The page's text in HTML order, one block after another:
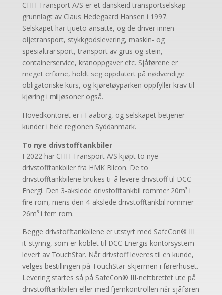
CHH Transport A/S er et danskeid transportselskap
grunnlagt av Claus Hedegaard Hansen i 1997.
Selskapet har tjueto ansatte, og de driver innen
oljetransport, stykkgodslevering, maskin- og
spesialtransport, transport av grus og stein,
containerservice, kranoppgaver etc. Sjåførene er
meget erfarne, holdt seg oppdatert på nødvendige
obligatoriske kurs, og kjøretøyparken oppfyller krav til
kjøring i miljøsoner også.
Hovedkontoret er i Faaborg, og selskapet betjener
kunder i hele regionen Syddanmark.
To nye drivstofftankbiler
I 2022 har CHH Transport A/S kjøpt to nye
drivstofftankbiler fra HMK Bilcon. De to
drivstofftankbilene brukes til å levere drivstoff til DCC
Energi. Den 3-akslede drivstofftankbil rommer 20m³ i
fire rom, mens den 4-akslede drivstofftankbil rommer
26m³ i fem rom.
Begge drivstofftankbilene er utstyrt med SafeCon® III
it-styring, som er koblet til DCC Energis kontorsystem
levert av TouchStar. Når drivstoff leveres til en kunde,
velges bestillingen på TouchStar-skjermen i førerhuset.
Levering startes så på SafeCon® III-nettbrettet ute på
drivstofftankbilen eller med fjernkontrollen når sjåføren